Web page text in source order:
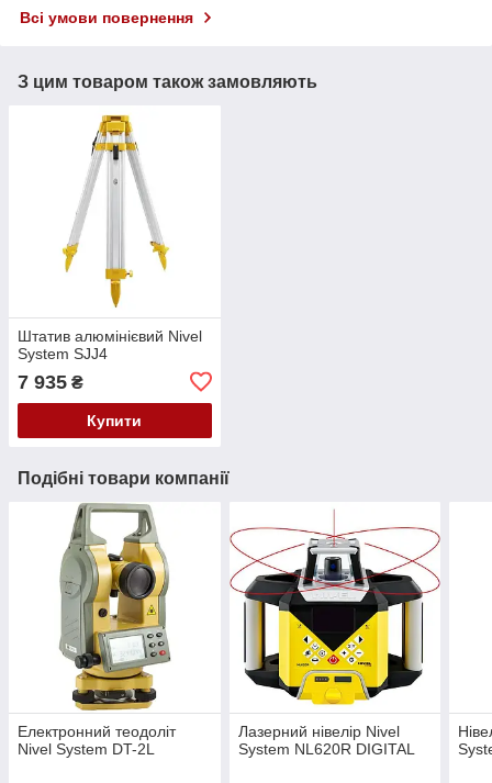
Всі умови повернення
З цим товаром також замовляють
Штатив алюмінієвий Nivel
System SJJ4
7 935 ₴
Купити
Подібні товари компанії
Електронний теодоліт
Nivel System DT-2L
Лазерний нівелір Nivel
System NL620R DIGITAL